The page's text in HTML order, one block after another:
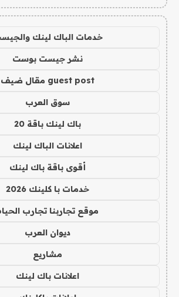
خدمات الباك لينك
نشر جيست بوست
guest post مقال ضيف
سوق العرب
باك لينك باقة 20
اعلانات الباك لينك
أقوى باقة باك لينك
خدمات با كلينك 2026
موقع تجاربنا تجارب
ديوان العرب
مشاريع
اعلانات باك لينك